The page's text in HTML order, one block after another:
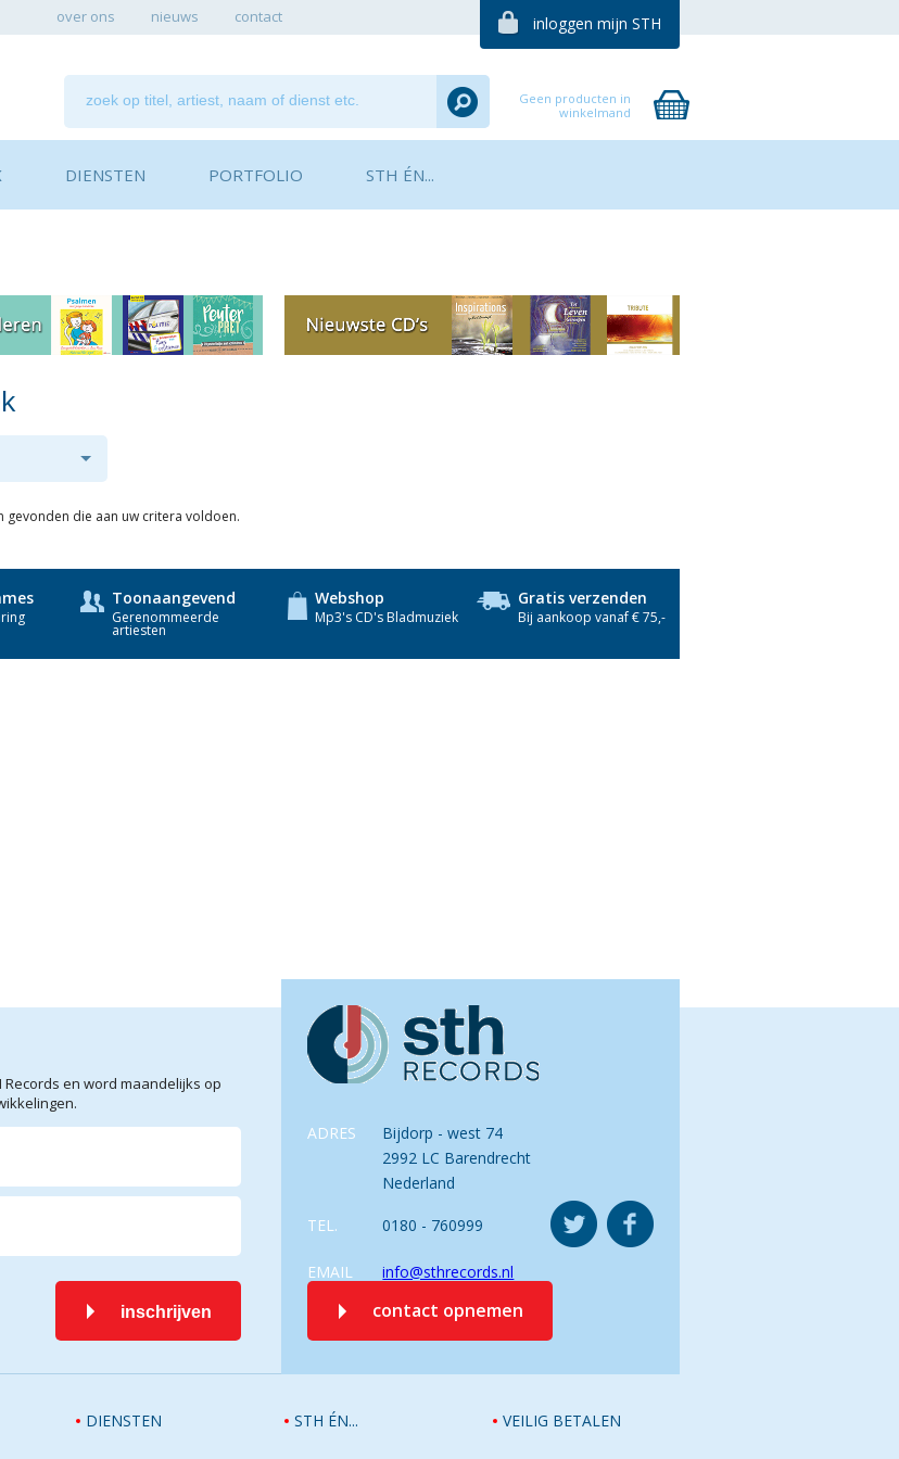
over ons nieuws contact inloggen mijn STH
Geen producten in
winkelmand
DIENSTEN PORTFOLIO STH ÉN...
gevonden die aan uw critera voldoen.
Toonaangevend
Gerenommeerde
artiesten
Webshop
Mp3's CD's Bladmuziek
Gratis verzenden
Bij aankoop vanaf € 75,-
ADRES
Bijdorp - west 74
2992 LC Barendrecht
Nederland
TEL. 0180 - 760999
EMAIL info@sthrecords.nl
contact opnemen
en word maandelijks op
inschrijven
VEILIG BETALEN
DIENSTEN STH ÉN...